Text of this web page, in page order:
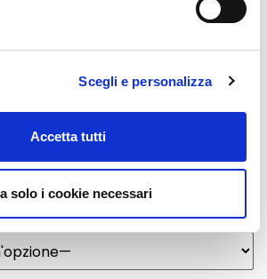
Scegli e personalizza
Accetta tutti
solo i cookie necessari
richiesta? *